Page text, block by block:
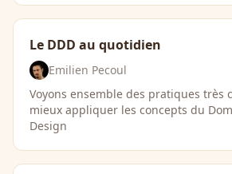
Le DDD au quotidien
Emilien Pecoul
Voyons ensemble des pratiques très
mieux appliquer les concepts du
Design